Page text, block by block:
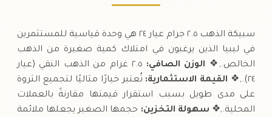
سبيكة الذهب ٢.٥ جرام عيار ٢٤ هي وحدة قياسية للمستثمرين
في ليبيا الذين يرغبون في امتلاك كمية صغيرة من الذهب
الخالص.,❖ الوزن الصافي:
٢.٥ غرام من الذهب النقي (عيار
٢٤).,❖
القيمة الاستثمارية: تُعتبر خيارًا مثاليًا لتجميع الثروة
على مدى طويل بسبب استقرار قيمتها مقارنةً بالعملات
المحلية.,❖ سهولة التخزين: حجمها الصغير يجعلها ملائمة